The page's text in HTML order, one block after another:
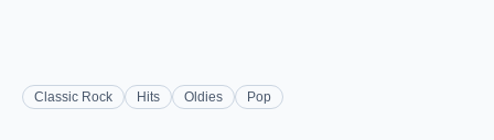
Classic Rock Hits Oldies Pop